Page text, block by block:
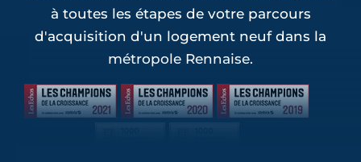
à toutes les étapes de votre parcours
d'acquisition d'un logement neuf dans la
métropole Rennaise.